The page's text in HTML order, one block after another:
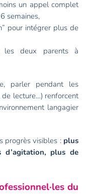
un appel complet
semaines,
pour intégrer plus de
deux parents à
parler pendant les
lecture…) renforcent
langagier
progrès visibles : plus
d’agitation, plus de
du